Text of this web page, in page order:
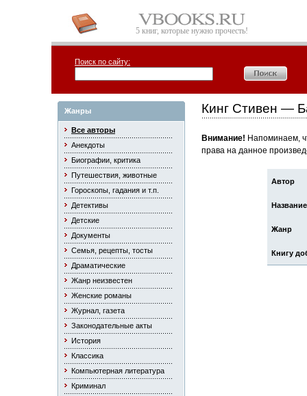
5 книг, которые нужно прочесть!
Поиск по сайту:
Жанры
Все авторы
Анекдоты
Биографии, критика
Путешествия, животные
Гороскопы, гадания и т.п.
Детективы
Детские
Документы
Семья, рецепты, тосты
Драматические
Жанр неизвестен
Женские романы
Журнал, газета
Законодательные акты
История
Классика
Компьютерная литература
Криминал
Кинг Стивен —
Внимание! Напоминаем,
права на данное
Автор
Название
Жанр
Книгу